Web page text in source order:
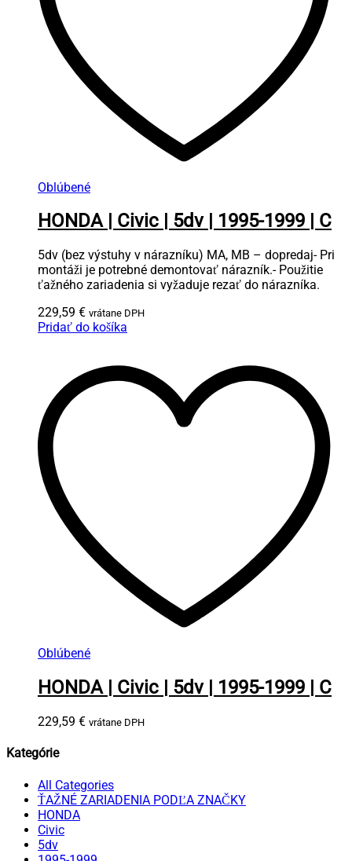
Oblúbené
HONDA | Civic | 5dv | 1995-1999 | C
5dv (bez výstuhy v nárazníku) MA, MB – dopredaj- Pri
montáži je potrebné demontovať nárazník.- Použitie
ťažného zariadenia si vyžaduje rezať do nárazníka.
229,59 € vrátane DPH
Pridať do košíka
Oblúbené
HONDA | Civic | 5dv | 1995-1999 | C
229,59 € vrátane DPH
Kategórie
All Categories
ŤAŽNÉ ZARIADENIA PODĽA ZNAČKY
HONDA
Civic
5dv